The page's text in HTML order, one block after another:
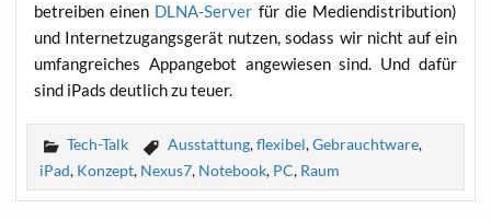
betrei­ben einen DLNA-Ser­ver für die Medi­en­dis­tri­bu­ti­on)
und Inter­net­zu­gangs­ge­rät nut­zen, sodass wir nicht auf ein
umfang­rei­ches App­an­ge­bot ange­wie­sen sind. Und dafür
sind iPads deut­lich zu teuer.
Tech-Talk Ausstattung,flexibel,Gebrauchtware,
iPad, Konzept, Nexus7, Notebook, PC, Raum